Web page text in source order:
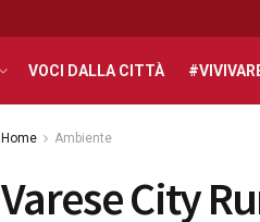
VOCI DALLA CITTÀ
Home Ambiente
Varese City